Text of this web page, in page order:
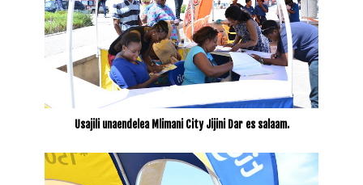
Usajili unaendelea Mlimani City Jijini Dar es salaam.